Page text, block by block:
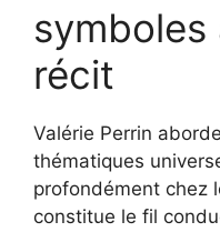
récit
Valérie Perrin
thématiques
profondément chez
constitue le fil